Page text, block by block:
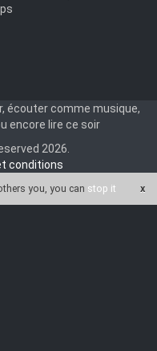
écouter comme musique,
encore lire ce soir
2026.
conditions
you, you can stop it x